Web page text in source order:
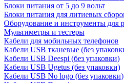
Блоки питания от 5 до 9 вольт
Блоки питания для литиевых
Оборудование и инструменты для
Мультиметры и тестеры
Кабели для мобильных телефонов
Кабели USB тканевые (без
Кабели USB Deespi (без упаковки)
Кабели USB Ugetus (без упаковки)
Кабели USB No logo (без упаковки)